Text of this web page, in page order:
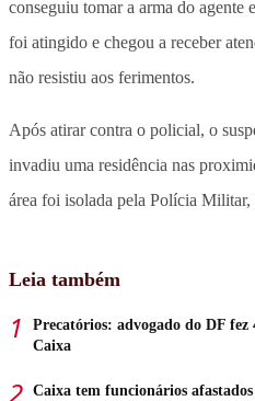
conseguiu tomar a arma do agente
foi atingido e chegou a receber
não resistiu aos ferimentos.
Após atirar contra o policial, o
invadiu uma residência nas
área foi isolada pela Polícia
Leia também
Precatórios: advogado do DF fez
Caixa
Caixa tem funcionários